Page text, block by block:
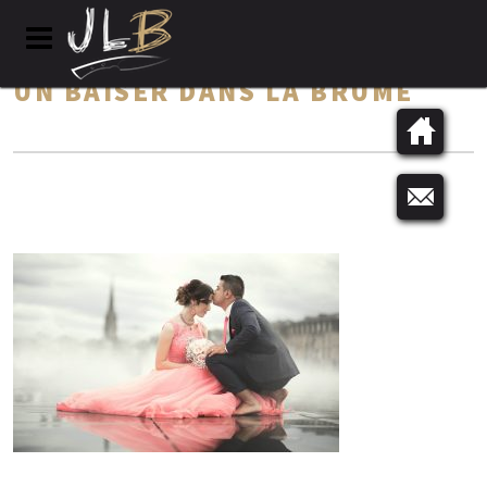
UN BAISER DANS LA BRUME